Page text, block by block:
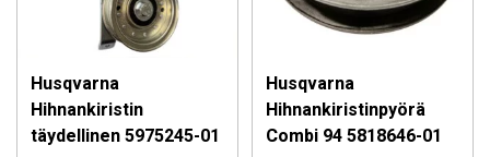
Husqvarna
Hihnankiristin
täydellinen 5975245-01
Husqvarna
Hihnankiristinpyörä
Combi 94 5818646-01